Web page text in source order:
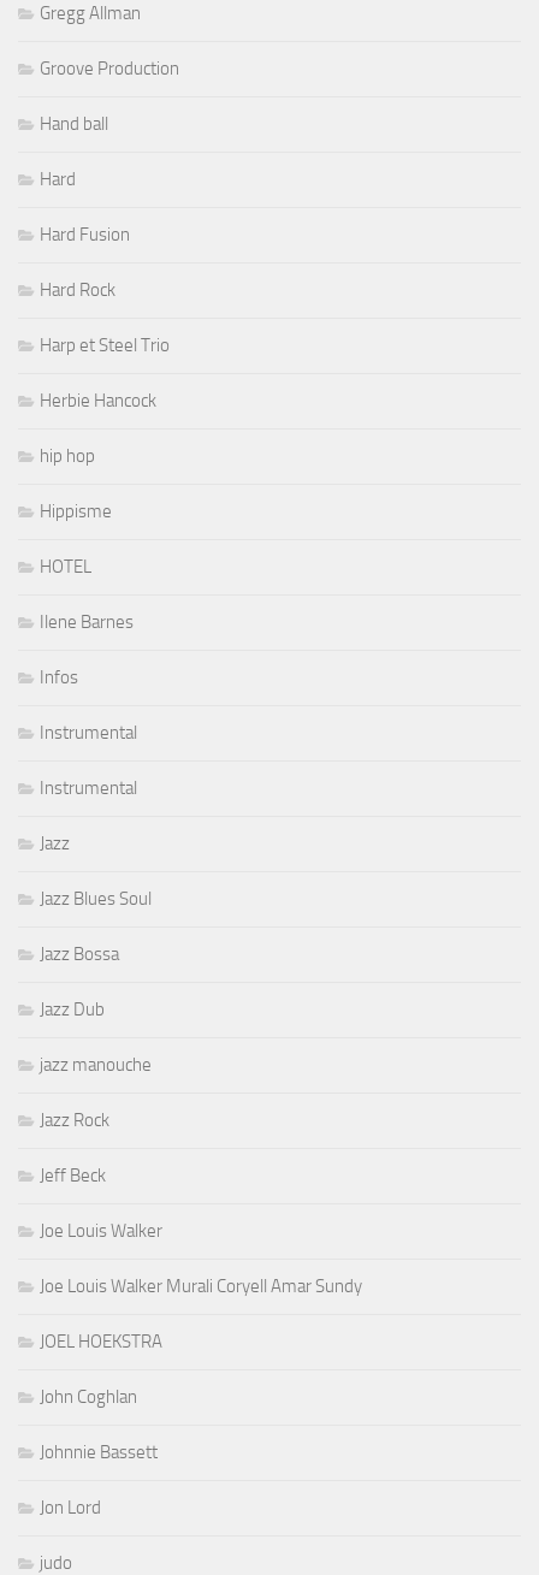
Gregg Allman
Groove Production
Hand ball
Hard
Hard Fusion
Hard Rock
Harp et Steel Trio
Herbie Hancock
hip hop
Hippisme
HOTEL
Ilene Barnes
Infos
Instrumental
Instrumental
Jazz
Jazz Blues Soul
Jazz Bossa
Jazz Dub
jazz manouche
Jazz Rock
Jeff Beck
Joe Louis Walker
Joe Louis Walker Murali Coryell Amar Sundy
JOEL HOEKSTRA
John Coghlan
Johnnie Bassett
Jon Lord
judo